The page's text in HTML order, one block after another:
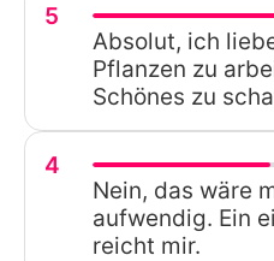
5
Absolut, ich
Pflanzen zu
Schönes zu
4
Nein, das wäre
aufwendig. Ein
reicht mir.